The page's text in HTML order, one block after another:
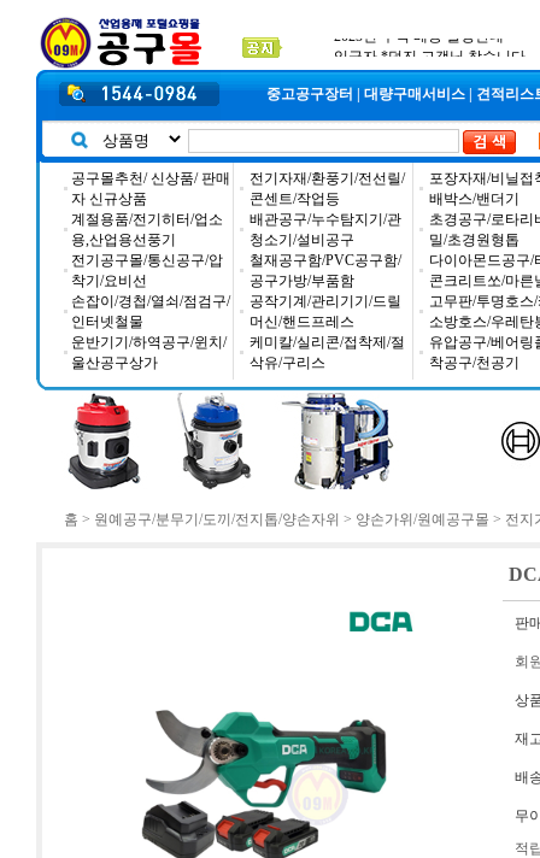
2025년 추석 배송 일정안내
중고공구장터 대량구매서비스 견적리스
공구몰추천/ 신상품/ 판매
자 신규상품
계절용품/전기히터/업소
용,산업용선풍기
전기공구몰/통신공구/압
착기/요비선
손잡이/경첩/열쇠/점검구/
인터넷철물
운반기기/하역공구/윈치/
울산공구상가
전기자재/환풍기/전선릴/
콘센트/작업등
배관공구/누수탐지기/관
청소기/설비공구
철재공구함/PVC공구함/
공구가방/부품함
공작기계/관리기기/드릴
머신/핸드프레스
케미칼/실리콘/접착제/절
삭유/구리스
포장자재/비닐접
배박스/밴더기
초경공구/로타리
밀/초경원형톱
다이아몬드공구/
콘크리트쏘/마른
고무판/투명호스
소방호스/우레탄
유압공구/베어링
착공구/천공기
홈 > 원예공구/분무기/도끼/전지톱/양손자위 > 양손가위/원예공구몰 > 전지
판
회
상
재
배
무
적